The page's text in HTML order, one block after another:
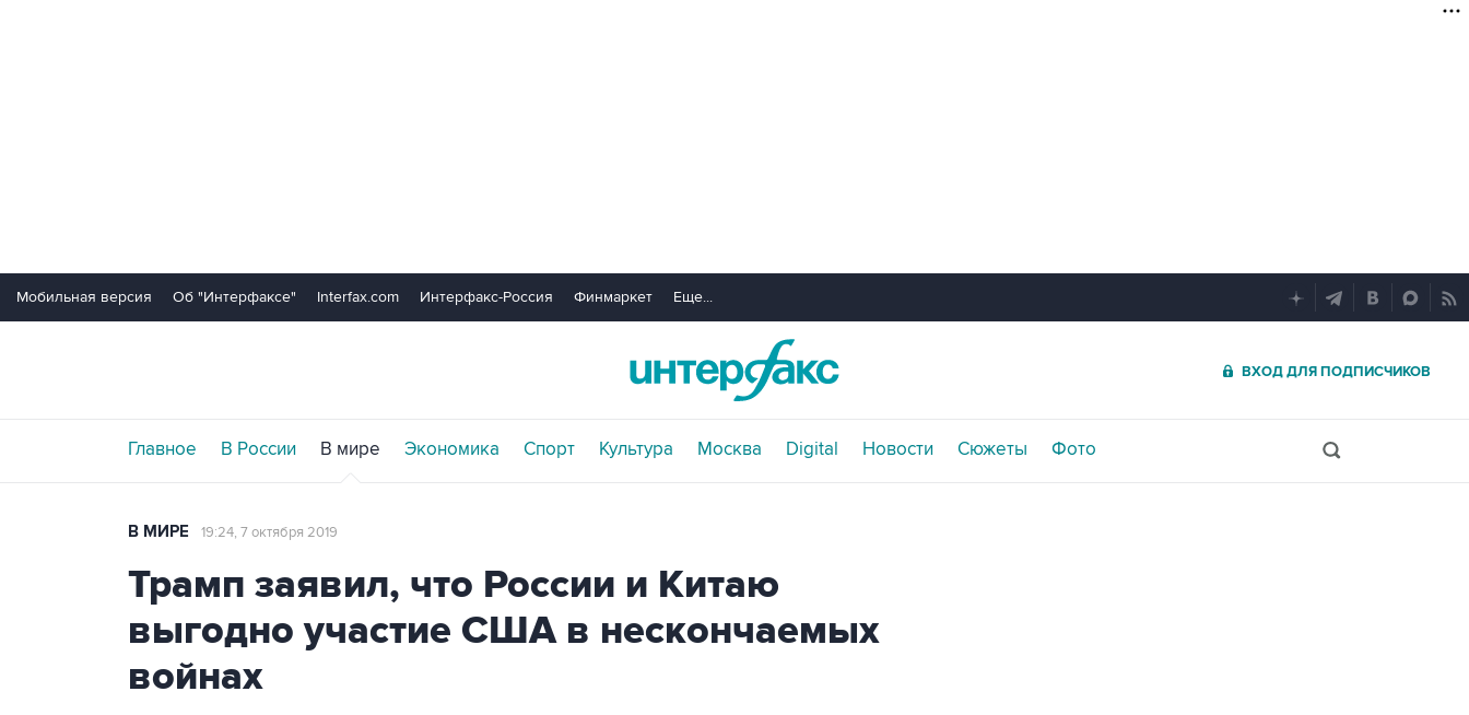
Мобильная версия Об "Интерфаксе" Interfax.com Интерфакс-Россия Финмаркет Еще...
ВХОД ДЛЯ ПОДПИСЧИКОВ
Главное В России В мире Экономика Спорт Культура Москва Digital Новости Сюжеты Фото
В МИРЕ 19:24, 7 октября 2019
Трамп заявил, что России и Китаю
выгодно участие США в нескончаемых
войнах